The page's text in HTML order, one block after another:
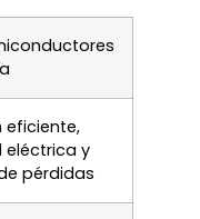
eficiente,
eléctrica y
pérdidas